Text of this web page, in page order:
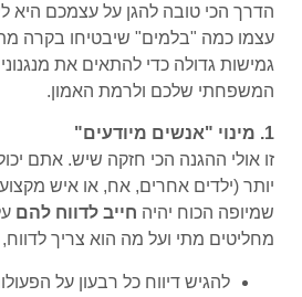
הדרך הכי טובה להגן על עצמכם היא
עצמו כמה "בלמים" שיבטיחו בקרה
גמישות גדולה כדי להתאים את
המשפחתי שלכם ולרמת האמון.
1. מינוי "אנשים מיודעים"
זו אולי ההגנה הכי חזקה שיש. אתם
יותר (ילדים אחרים, אח, או איש
שמיופה הכוח יהיה חייב לדווח להם
מחליטים מתי ועל מה הוא צריך
להגיש דיווח כל רבעון על